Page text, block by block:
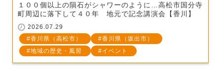
１００個以上の隕石がシャワーのように…高松市国分寺
町周辺に落下して４０年 地元で記念講演会【香川】
2026.07.29
香川県（高松市）
香川県（坂出市）
地域の歴史・風習
イベント